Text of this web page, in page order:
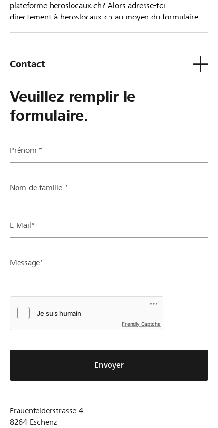
plateforme heroslocaux.ch? Alors adresse-toi
directement à heroslocaux.ch au moyen du formulaire
Contact
Veuillez remplir le
formulaire.
Prénom *
Nom de famille *
E-Mail*
Message*
Friendly Captcha
Envoyer
Frauenfelderstrasse 4
8264 Eschenz